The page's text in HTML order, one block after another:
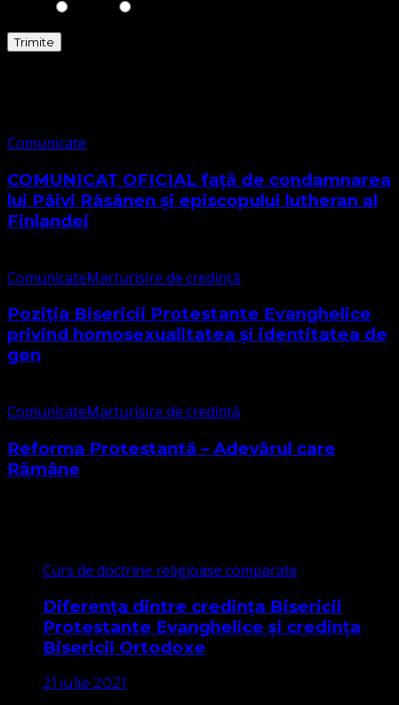
Comunicate
COMUNICAT OFICIAL față de condamnarea
lui Päivi Räsänen și episcopului lutheran al
Finlandei
ComunicateMarturisire de credință
Poziția Bisericii Protestante Evanghelice
privind homosexualitatea și identitatea de
gen
ComunicateMarturisire de credință
Reforma Protestantă – Adevărul care
Rămâne
Curs de doctrine religioase comparate
Diferența dintre credința Bisericii
Protestante Evanghelice și credința
Bisericii Ortodoxe
21 iulie 2021